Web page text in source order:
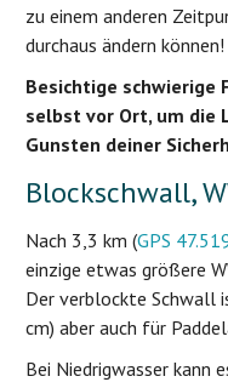
zu einem anderen
durchaus ändern können!
Besichtige schwierige
selbst vor Ort, um die
Gunsten deiner
Blockschwall,
Nach 3,3 km (GPS
einzige etwas größere
Der verblockte Schwall
cm) aber auch für
Bei Niedrigwasser kann